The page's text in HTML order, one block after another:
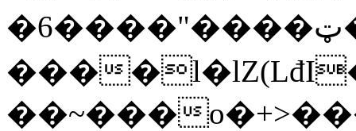
�6����"����ټ�]k㻭�o�.�|
���
��~���